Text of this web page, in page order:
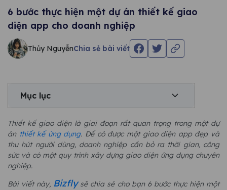
6 bước thực hiện một dự án thiết kế giao
diện app cho doanh nghiệp
Thủy NguyễnChia sẻ bài viết
Mục lục
Thiết kế giao diện là giai đoạn rất quan trọng trong một dự
án thiết kế ứng dụng. Để có được một giao diện app đẹp và
thu hút người dùng, doanh nghiệp cần bỏ ra thời gian, công
sức và có một quy trình xây dựng giao diện ứng dụng chuyên
nghiệp.
Bài viết này, Bizflysẽ chia sẻ cho bạn 6 bước thực hiện một